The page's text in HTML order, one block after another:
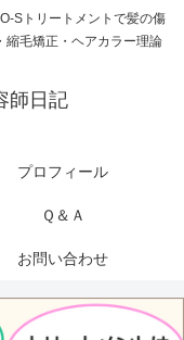
Sトリートメントで髪の傷
縮毛矯正・ヘアカラー理論
師日記
プロフィール
Ｑ＆Ａ
お問い合わせ